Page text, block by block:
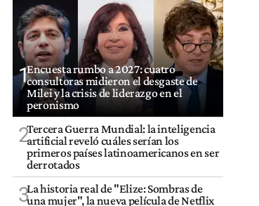
1Encuesta rumbo a 2027: cuatro
consultoras midieron el desgaste de
Milei y la crisis de liderazgo en el
peronismo
2Tercera Guerra Mundial: la inteligencia
artificial reveló cuáles serían los
primeros países latinoamericanos en ser
derrotados
3La historia real de "Elize: Sombras de
una mujer", la nueva película de Netflix